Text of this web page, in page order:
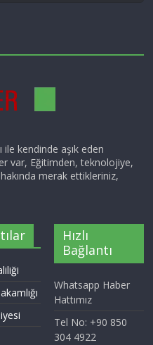
ile kendinde aşık eden
var, Eğitimden, teknolojiye,
merak ettikleriniz,
Hızlı
Bağlantı
Whatsapp Haber
Hattımız
Tel No: +90 850
304 4922